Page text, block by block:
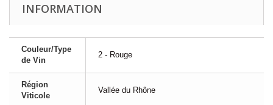
INFORMATION
Couleur/Type
de Vin
2 - Rouge
Région
Viticole
Vallée du Rhône